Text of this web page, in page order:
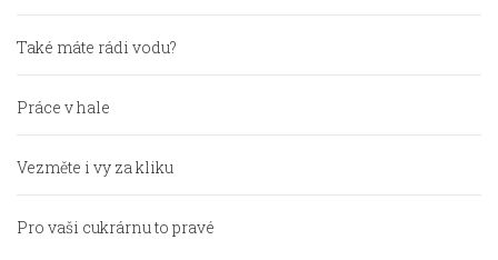
Také máte rádi vodu?
Práce v hale
Vezměte i vy za kliku
Pro vaši cukrárnu to pravé